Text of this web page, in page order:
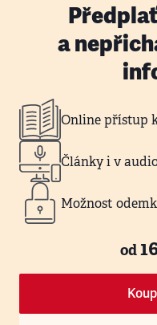
a
Online přístup
Články i v
Možnost
od